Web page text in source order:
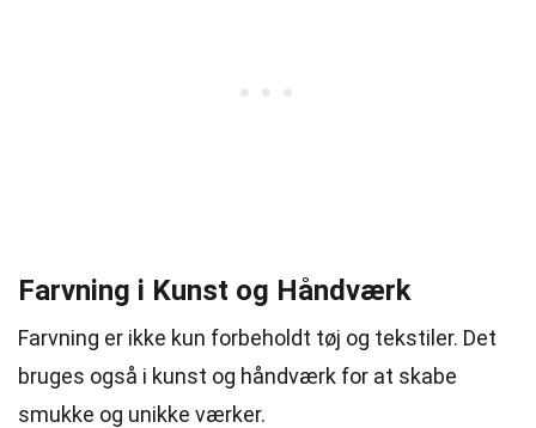
Farvning i Kunst og Håndværk
Farvning er ikke kun forbeholdt tøj og tekstiler. Det
bruges også i kunst og håndværk for at skabe
smukke og unikke værker.